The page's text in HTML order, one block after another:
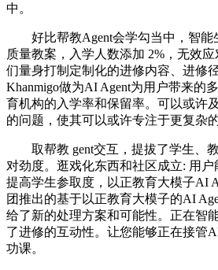
中。
好比帮教Agent会学勾当中，智能
质量教案，入学人数添加 2%，无效
们量身打制定制化的进修内容、进修
Khanmigo做为AI Agent为用户带来的
育机构的入学率和保留率。可以或许
的问题，使其可以或许专注于更复杂
取帮教 gent交互，提拔了学生、
对劲度。逛戏化东西和社区成立: 用
提高学生参取度，以正教育大模子AI
团推出的基于以正教育大模子的AI
给了新的处理方案和可能性。正在智
了进修的互动性。让您能够正在接管
功课。